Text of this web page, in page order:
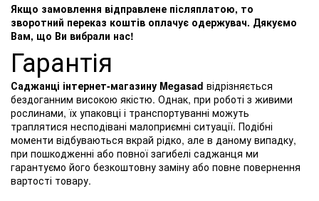
Якщо замовлення відправлене післяплатою, то
зворотний переказ коштів оплачує одержувач. Дякуємо
Вам, що Ви вибрали нас!
Гарантія
Саджанці інтернет-магазину Megasad відрізняється
бездоганним високою якістю. Однак, при роботі з живими
рослинами, їх упаковці і транспортуванні можуть
траплятися несподівані малоприємні ситуації. Подібні
моменти відбуваються вкрай рідко, але в даному випадку,
при пошкодженні або повної загибелі саджанця ми
гарантуємо його безкоштовну заміну або повне повернення
вартості товару.